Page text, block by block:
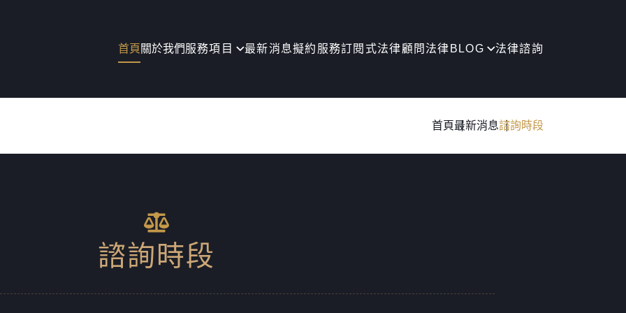
首頁 關於我們服務項目 最新消息擬約服務訂閱式法律顧問 法律BLOG 法律諮詢
首頁最新消息諮詢時段
諮詢時段